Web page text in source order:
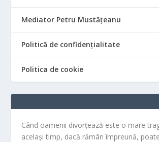
Mediator Petru Mustățeanu
Politică de confidențialitate
Politica de cookie
Când oamenii divorțează este o mare
același timp, dacă rămân împreună,